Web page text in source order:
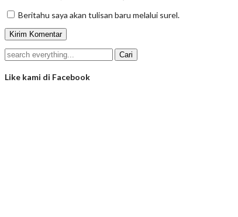
Beritahu saya akan tulisan baru melalui surel.
Like kami di Facebook